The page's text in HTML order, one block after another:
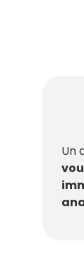
Un